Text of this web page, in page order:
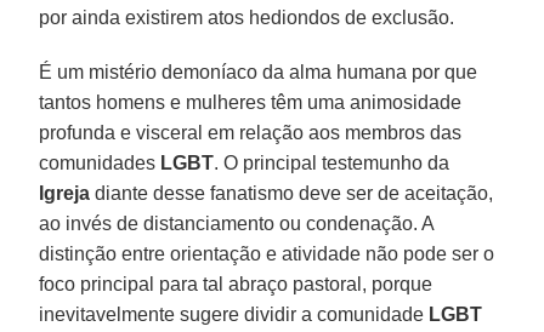
por ainda existirem atos hediondos de exclusão.
É um mistério demoníaco da alma humana por que
tantos homens e mulheres têm uma animosidade
profunda e visceral em relação aos membros das
comunidades LGBT. O principal testemunho da
Igreja diante desse fanatismo deve ser de aceitação,
ao invés de distanciamento ou condenação. A
distinção entre orientação e atividade não pode ser o
foco principal para tal abraço pastoral, porque
inevitavelmente sugere dividir a comunidade LGBT